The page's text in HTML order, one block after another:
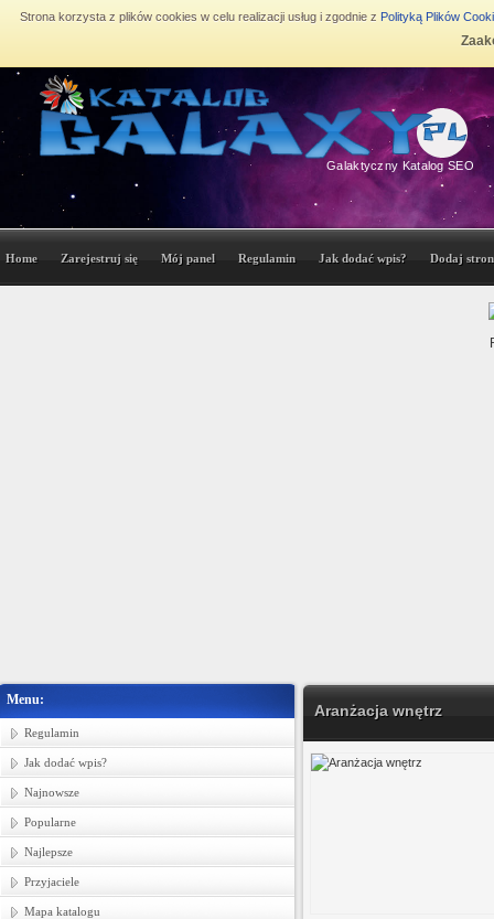
Strona korzysta z plików cookies w celu realizacji usług i zgodnie z Polityką Plików
Galaktyczny Katalog SEO
Home Zarejestruj się Mój panel Regulamin Jak dodać wpis? Dodaj
Menu:
Regulamin
Jak dodać wpis?
Najnowsze
Popularne
Najlepsze
Przyjaciele
Mapa katalogu
Aranżacja wnętrz